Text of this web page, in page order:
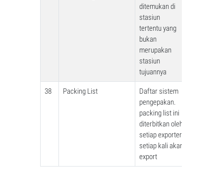
ditemukan di
stasiun
tertentu yang
bukan
merupakan
stasiun
tujuannya
38 Packing List
Daftar sistem
pengepakan.
packing list ini
diterbitkan oleh
setiap exporter
setiap kali akan
export